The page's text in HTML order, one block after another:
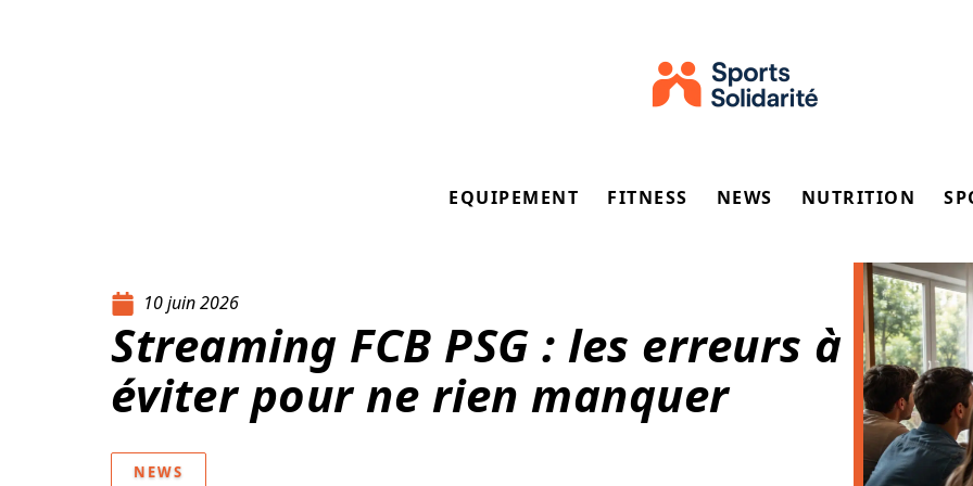
EQUIPEMENT FITNESS NEWS NUTRITION
10 juin 2026
Streaming FCB PSG : les erreurs à
éviter pour ne rien manquer
NEWS